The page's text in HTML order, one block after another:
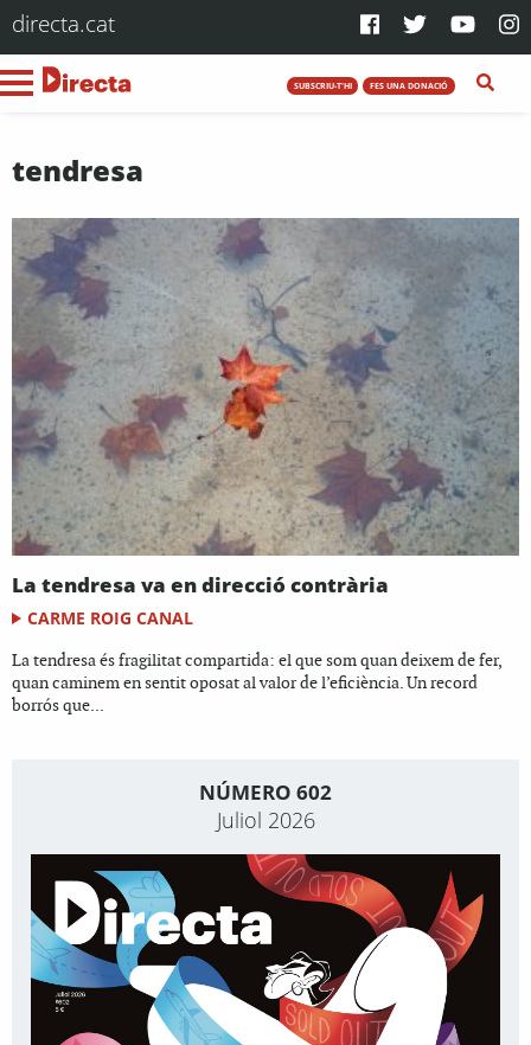
directa.cat
SUBSCRIU-T'HI FES UNA DONACIÓ
tendresa
La tendresa va en direcció contrària
CARME ROIG CANAL
La tendresa és fragilitat compartida: el que som quan deixem de fer,
quan caminem en sentit oposat al valor de l’eficiència. Un record
borrós que...
NÚMERO 602
Juliol 2026